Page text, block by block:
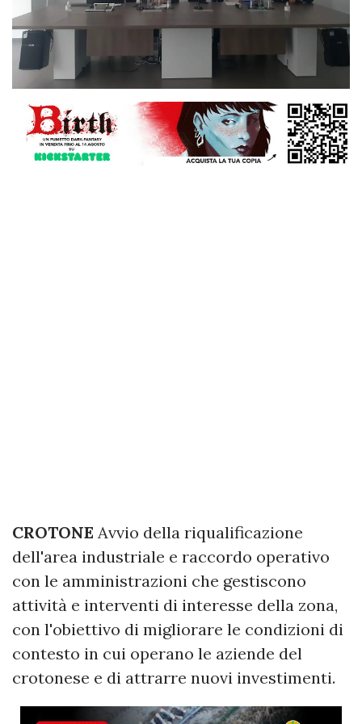
CROTONE Avvio della riqualificazione
dell'area industriale e raccordo operativo
con le amministrazioni che gestiscono
attività e interventi di interesse della zona,
con l'obiettivo di migliorare le condizioni di
contesto in cui operano le aziende del
crotonese e di attrarre nuovi investimenti.